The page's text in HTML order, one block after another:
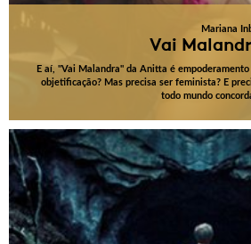
Mariana
Vai
E aí, "Vai Malandra" da Anitta é empoderamento
objetificação? Mas precisa ser feminista? E
todo mundo